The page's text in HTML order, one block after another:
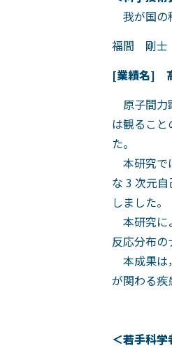
我が国の
福間 剛士
[業績名]
原子間力
は観るこ
た。
本研究で
な 3 次元
しました。
本研究に
反応分布の
本成果は
が関わる疾
＜若手科学